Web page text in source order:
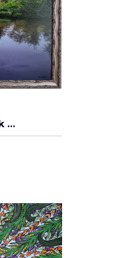
Zámecký rybník v Lednici